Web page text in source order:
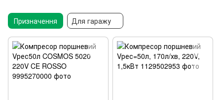
Призначення Для гаражу